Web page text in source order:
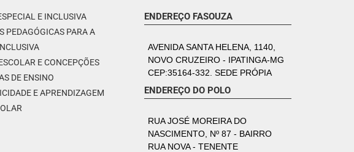
E INCLUSIVA
PEDAGÓGICAS PARA A
E CONCEPÇÕES
DE ENSINO
E APRENDIZAGEM
ENDEREÇO FASOUZA
AVENIDA SANTA HELENA, 1140,
NOVO CRUZEIRO - IPATINGA-MG
CEP:35164-332. SEDE PRÓPIA
ENDEREÇO DO POLO
RUA JOSÉ MOREIRA DO
NASCIMENTO, Nº 87 - BAIRRO
RUA NOVA - TENENTE